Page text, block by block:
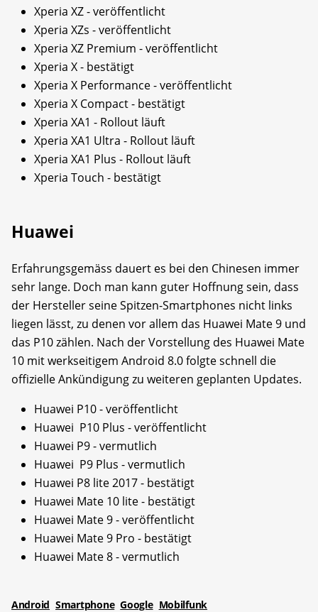
Xperia XZ - veröffentlicht
Xperia XZs - veröffentlicht
Xperia XZ Premium - veröffentlicht
Xperia X - bestätigt
Xperia X Performance - veröffentlicht
Xperia X Compact - bestätigt
Xperia XA1 - Rollout läuft
Xperia XA1 Ultra - Rollout läuft​
Xperia XA1 Plus - Rollout läuft​
Xperia Touch - bestätigt
Huawei
Erfahrungsgemäss dauert es bei den Chinesen immer
sehr lange. Doch man kann guter Hoffnung sein, dass
der Hersteller seine Spitzen-Smartphones nicht links
liegen lässt, zu denen vor allem das Huawei Mate 9 und
das P10 zählen. Nach der Vorstellung des Huawei Mate
10 mit werkseitigem Android 8.0 folgte schnell die
offizielle Ankündigung zu weiteren geplanten Updates.
Huawei P10 - veröffentlicht
Huawei P10 Plus - veröffentlicht
Huawei P9 - vermutlich
Huawei P9 Plus - vermutlich
Huawei P8 lite 2017​ - bestätigt
Huawei Mate 10 lite - bestätigt
Huawei Mate 9 - veröffentlicht
Huawei Mate 9 Pro - bestätigt
Huawei Mate 8 - vermutlich
Android Smartphone Google Mobilfunk